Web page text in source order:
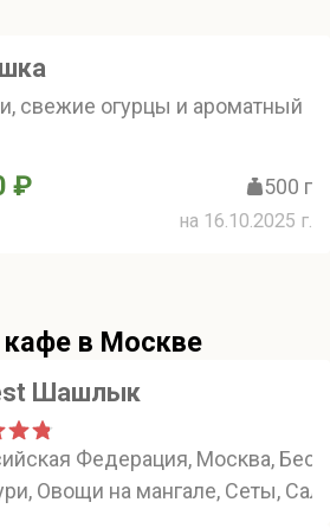
свежие огурцы и ароматный
₽ 500 г
на 16.10.2025 г.
в Москве
Шашлык
Федерация, Москва,
Овощи на мангале, Сеты,